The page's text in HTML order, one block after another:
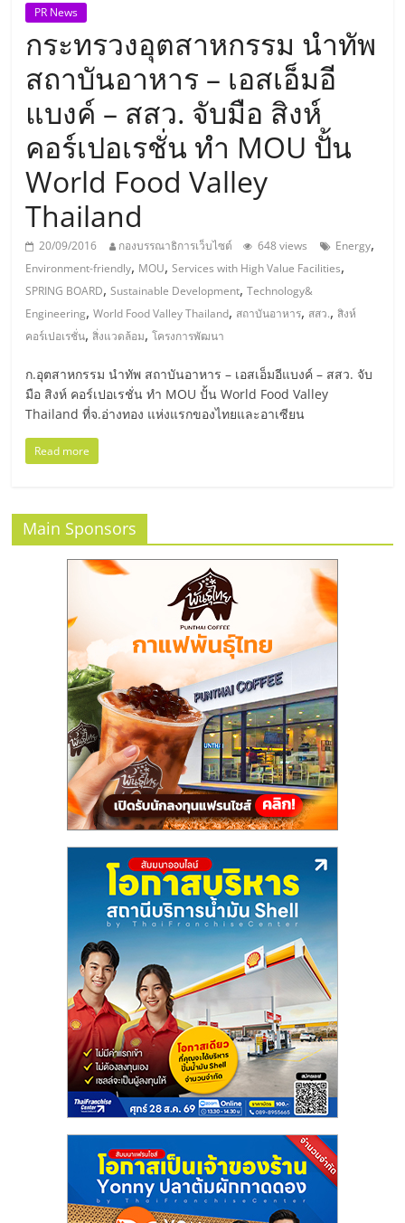
เอ
ส
เอ็
มอี
ไทย,
SMEs,
แฟ
รน
ไชส์,
ที่
ปรึกษา
แฟ
ไชส์,
รวม
แฟ
ขาย
แฟ
ไชส์
แฟ
PR News
กระทรวงอุตสาหกรรม นำทัพ
สถาบันอาหาร – เอสเอ็มอี
แบงค์ – สสว. จับมือ สิงห์
คอร์เปอเรชั่น ทำ MOU ปั้น
World Food Valley
Thailand
20/09/2016 กองบรรณาธิการเว็บไซต์ 648 views Energy,
Environment-friendly, MOU,Services with High Value Facilities,
SPRING BOARD,Sustainable Development,Technology&
Engineering,World Food Valley Thailand, สถาบันอาหาร, สสว.,สิงห์
คอร์เปอเรชั่น,สิ่งแวดล้อม,โครงการพัฒนา
ก.อุตสาหกรรม นำทัพ สถาบันอาหาร – เอสเอ็มอีแบงค์ – สสว. จับ
มือ สิงห์ คอร์เปอเรชั่น ทำ MOU ปั้น World Food Valley
Thailand ที่จ.อ่างทอง แห่งแรกของไทยและอาเซียน
Read more
Main Sponsors